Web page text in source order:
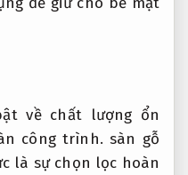
về chất lượng ổn
công trình. sàn gỗ
là sự chọn lọc hoàn